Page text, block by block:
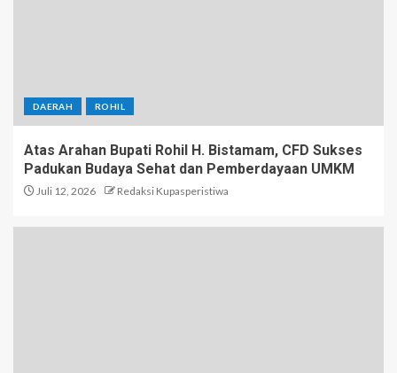
DAERAH ROHIL
Atas Arahan Bupati Rohil H. Bistamam, CFD Sukses
Padukan Budaya Sehat dan Pemberdayaan UMKM
Juli 12, 2026 Redaksi Kupasperistiwa